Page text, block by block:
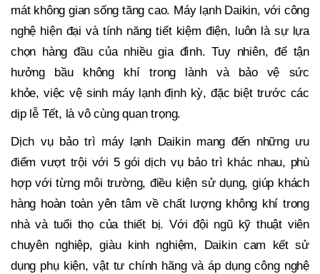
mát không gian sống tăng cao. Máy lạnh Daikin, với công
nghệ hiện đại và tính năng tiết kiệm điện, luôn là sự lựa
chọn hàng đầu của nhiều gia đình. Tuy nhiên, để tận
hưởng bầu không khí trong lành và bảo vệ sức
khỏe, việc vệ sinh máy lạnh định kỳ, đặc biệt trước các
dịp lễ Tết, là vô cùng quan trọng.
Dịch vụ bảo trì máy lạnh Daikin mang đến những ưu
điểm vượt trội với 5 gói dịch vụ bảo trì khác nhau, phù
hợp với từng môi trường, điều kiện sử dụng, giúp khách
hàng hoàn toàn yên tâm về chất lượng không khí trong
nhà và tuổi thọ của thiết bị. Với đội ngũ kỹ thuật viên
chuyên nghiệp, giàu kinh nghiệm, Daikin cam kết sử
dụng phụ kiện, vật tư chính hãng và áp dụng công nghệ